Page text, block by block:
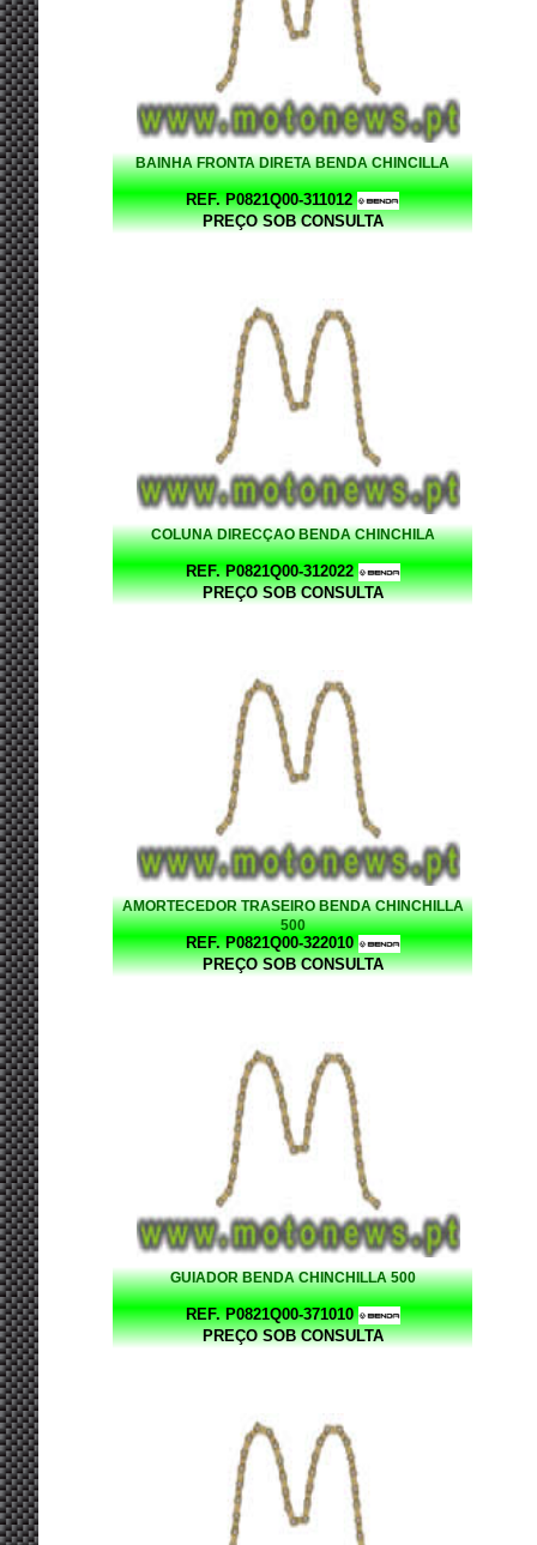
BAINHA FRONTA DIRETA BENDA CHINCILLA
REF. P0821Q00-311012
PREÇO SOB CONSULTA
COLUNA DIRECÇAO BENDA CHINCHILA
REF. P0821Q00-312022
PREÇO SOB CONSULTA
AMORTECEDOR TRASEIRO BENDA CHINCHILLA
500
REF. P0821Q00-322010
PREÇO SOB CONSULTA
GUIADOR BENDA CHINCHILLA 500
REF. P0821Q00-371010
PREÇO SOB CONSULTA